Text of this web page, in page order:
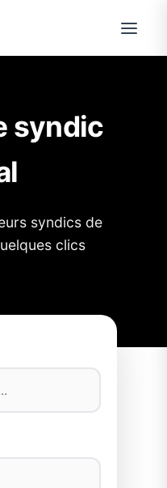
syndic
syndics de
clics